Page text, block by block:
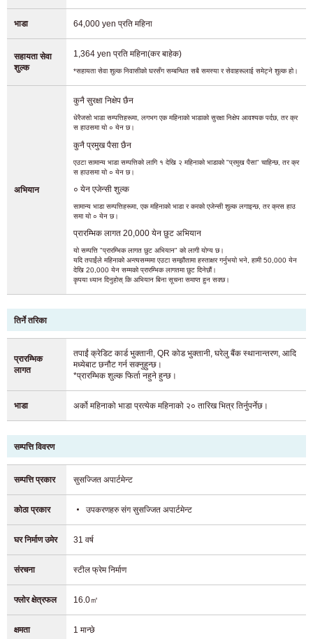
भाडा 64,000 yen प्रति महिना
सहायता सेवा
शुल्क
1,364 yen प्रति महिना(कर बाहेक)
*सहायता सेवा शुल्क निवासीको घरसँग सम्बन्धित सबै समस्या र सेवाहरूलाई समेट्ने शुल्क हो।
अभियान
कुनै सुरक्षा निक्षेप छैन
धेरैजसो भाडा सम्पत्तिहरूमा, लगभग एक महिनाको भाडाको सुरक्षा निक्षेप आवश्यक पर्दछ, तर क्र
स हाउसमा यो ० येन छ।
कुनै प्रमुख पैसा छैन
एउटा सामान्य भाडा सम्पत्तिको लागि १ देखि २ महिनाको भाडाको "प्रमुख पैसा" चाहिन्छ, तर क्र
स हाउसमा यो ० येन छ।
० येन एजेन्सी शुल्क
सामान्य भाडा सम्पत्तिहरूमा, एक महिनाको भाडा र करको एजेन्सी शुल्क लगाइन्छ, तर क्रस हाउ
समा यो ० येन छ।
प्रारम्भिक लागत 20,000 येन छुट अभियान
यो सम्पत्ति "प्रारम्भिक लागत छुट अभियान" को लागी योग्य छ।
यदि तपाईंले महिनाको अन्त्यसम्ममा एउटा सम्झौतामा हस्ताक्षर गर्नुभयो भने, हामी 50,000 येन
देखि 20,000 येन सम्मको प्रारम्भिक लागतमा छुट दिनेछौं।
कृपया ध्यान दिनुहोस् कि अभियान बिना सूचना समाप्त हुन सक्छ।
तिर्ने तरिका
प्रारम्भिक
लागत
तपाईं क्रेडिट कार्ड भुक्तानी, QR कोड भुक्तानी, घरेलु बैंक स्थानान्तरण, आदि
मध्येबाट छनौट गर्न सक्नुहुन्छ।
*प्रारम्भिक शुल्क फिर्ता नहुने हुन्छ।
भाडा अर्को महिनाको भाडा प्रत्येक महिनाको २० तारिख भित्र तिर्नुपर्नेछ।
सम्पत्ति विवरण
सम्पत्ति प्रकार सुसज्जित अपार्टमेन्ट
कोठा प्रकार उपकरणहरु संग सुसज्जित अपार्टमेन्ट
घर निर्माण उमेर 31 वर्ष
संरचना स्टील फ्रेम निर्माण
फ्लोर क्षेत्रफल 16.0㎡
क्षमता 1 मान्छे